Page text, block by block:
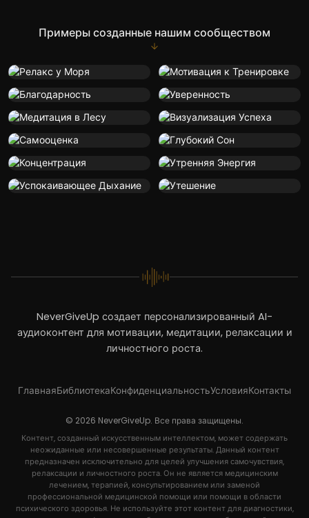
Примеры созданные нашим сообществом
NeverGiveUp создает персонализированный AI-
аудиоконтент для мотивации, медитации, релаксации и
личностного роста.
ГлавнаяБиблиотекаКонфиденциальностьУсловияКонтакты
© 2026 NeverGiveUp. Все права защищены.
Контент, созданный искусственным интеллектом, может содержать
неожиданные или несовершенные результаты. Данный контент
предназначен исключительно для целей улучшения самочувствия,
релаксации и личностного роста. Он не является медицинским
лечением, терапией, консультированием или заменой
профессиональной медицинской помощи или помощи в области
психического здоровья. Не используйте этот контент для диагностики,